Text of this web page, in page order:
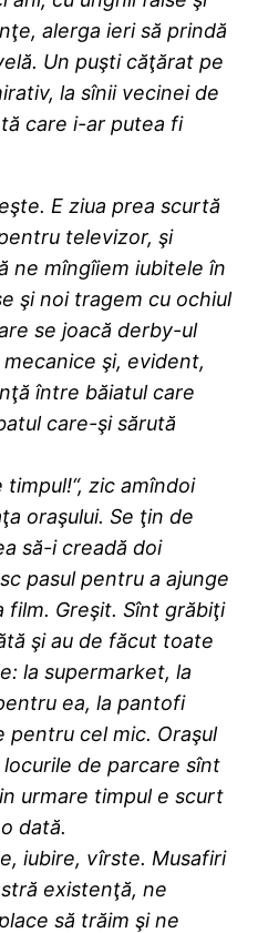
alerga ieri să prindă
Un puşti căţărat pe
la sînii vecinei de
care i-ar putea fi
E ziua prea scurtă
televizor, şi
ne mîngîiem iubitele în
şi noi tragem cu ochiul
se joacă derby-ul
şi, evident,
între băiatul care
care-şi sărută
zic amîndoi
oraşului. Se ţin de
să-i creadă doi
pasul pentru a ajunge
film. Greşit. Sînt grăbiţi
şi au de făcut toate
la supermarket, la
ea, la pantofi
pentru cel mic. Oraşul
de parcare sînt
urmare timpul e scurt
dată.
iubire, vîrste. Musafiri
existenţă, ne
să trăim şi ne